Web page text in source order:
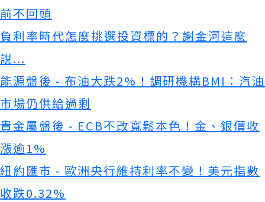
前不回頭
負利率時代怎麼挑選投資標的？謝金河這麼
說...
能源盤後 - 布油大跌2%！調研機構BMI：汽油
市場仍供給過剩
貴金屬盤後 - ECB不改寬鬆本色！金、銀價收
漲逾1%
紐約匯市 - 歐洲央行維持利率不變！美元指數
收跌0.32%